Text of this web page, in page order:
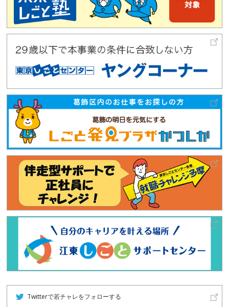
Twitterで若チャレをフォローする